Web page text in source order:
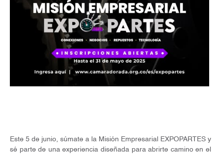
Este 5 de junio, súmate a la Misión Empresarial EXPOPARTES y
sé parte de una experiencia diseñada para abrirte camino en el